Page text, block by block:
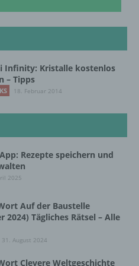
Infinity: Kristalle kostenlos
– Tipps
18. Februar 2014
Rezepte speichern und
2025
Auf der Baustelle
2024) Tägliches Rätsel – Alle
31. August 2024
Clevere Weltgeschichte
Verarbeitung
der Datenschutz-
in den Mitgliedstaaten
geltenden
Bestimmungen
Charakter ist die: